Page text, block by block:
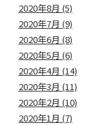
2020年8月 (5)
2020年7月 (9)
2020年6月 (8)
2020年5月 (6)
2020年4月 (14)
2020年3月 (11)
2020年2月 (10)
2020年1月 (7)